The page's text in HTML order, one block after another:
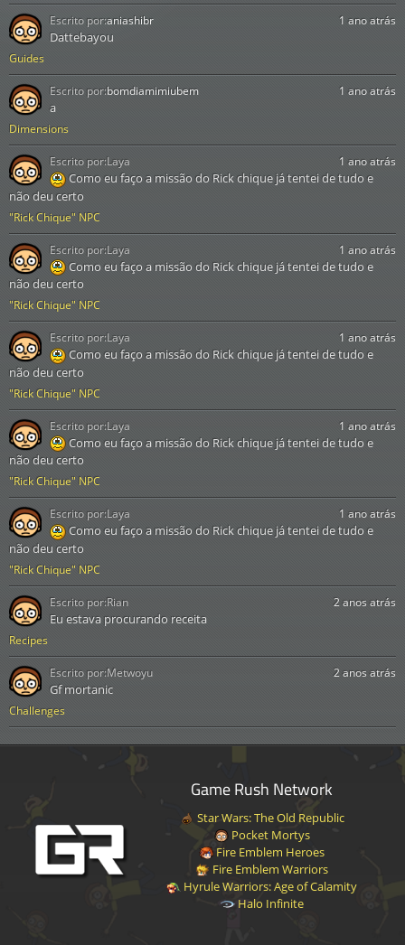
Guides
1 ano atrás
Dattebayou
Escrito por:aniashibr
Dimensions
1 ano atrás
a
Escrito por:bomdiamimiubem
"Rick Chique" NPC
1 ano atrás
Como eu faço a missão do Rick chique já tentei de tudo e
não deu certo
Escrito por:Laya
"Rick Chique" NPC
1 ano atrás
Como eu faço a missão do Rick chique já tentei de tudo e
não deu certo
Escrito por:Laya
"Rick Chique" NPC
1 ano atrás
Como eu faço a missão do Rick chique já tentei de tudo e
não deu certo
Escrito por:Laya
"Rick Chique" NPC
1 ano atrás
Como eu faço a missão do Rick chique já tentei de tudo e
não deu certo
Escrito por:Laya
"Rick Chique" NPC
1 ano atrás
Como eu faço a missão do Rick chique já tentei de tudo e
não deu certo
Escrito por:Laya
Recipes
2 anos atrás
Eu estava procurando receita
Escrito por:Rian
Challenges
2 anos atrás
Gf mortanic
Escrito por:Metwoyu
Game Rush Network
Star Wars: The Old Republic
Pocket Mortys
Fire Emblem Heroes
Fire Emblem Warriors
Hyrule Warriors: Age of Calamity
Halo Infinite